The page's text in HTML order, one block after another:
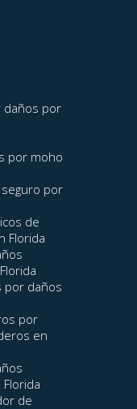
daños por
por moho
seguro por
de
Florida
por daños
por
en
de